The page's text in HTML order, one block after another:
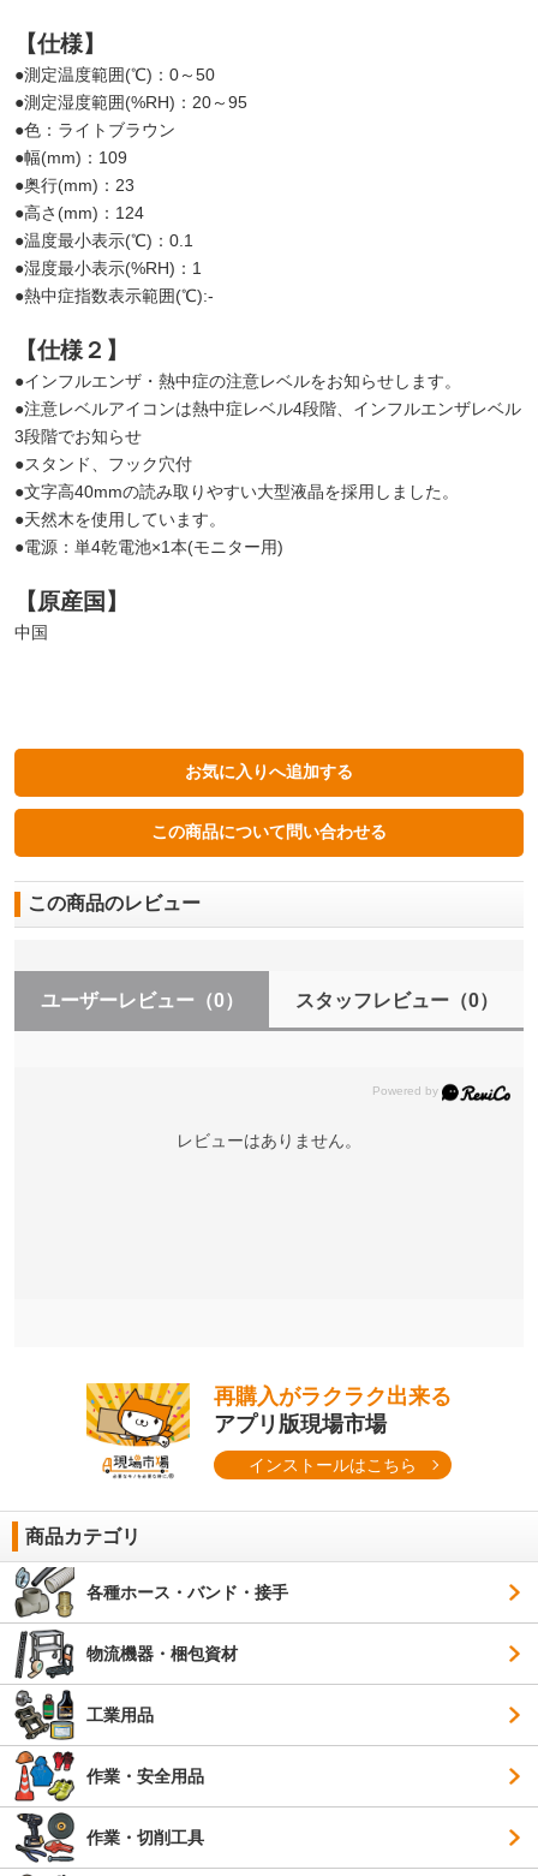
【仕様】
●測定温度範囲(℃)：0～50
●測定湿度範囲(%RH)：20～95
●色：ライトブラウン
●幅(mm)：109
●奥行(mm)：23
●高さ(mm)：124
●温度最小表示(℃)：0.1
●湿度最小表示(%RH)：1
●熱中症指数表示範囲(℃):-
【仕様２】
●インフルエンザ・熱中症の注意レベルをお知らせします。
●注意レベルアイコンは熱中症レベル4段階、インフルエンザレベル
3段階でお知らせ
●スタンド、フック穴付
●文字高40mmの読み取りやすい大型液晶を採用しました。
●天然木を使用しています。
●電源：単4乾電池×1本(モニター用)
【原産国】
中国
この商品のレビュー
ユーザーレビュー （0） スタッフレビュー（0）
レビューはありません。
再購入がラクラク出来る
アプリ版現場市場
インストールはこちら
商品カテゴリ
各種ホース・バンド・接手
物流機器・梱包資材
工業用品
作業・安全用品
作業・切削工具